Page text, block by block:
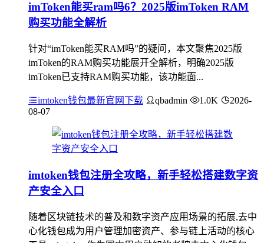
imToken能买ram吗6？2025版imToken RAM
购买功能全解析
针对“imToken能买RAM吗”的疑问，本文聚焦2025版
imToken的RAM购买功能展开全解析，明确2025版
imToken已支持RAM购买功能，该功能面...
imtoken钱包最新官网下载 qbadmin 1.0K
2026-
08-07
imtoken钱包注册全攻略，新手轻松搭建数字资
产安全入口
随着区块链技术的普及和数字资产应用场景的拓展,去中
心化钱包成为用户管理加密资产、参与链上活动的核心